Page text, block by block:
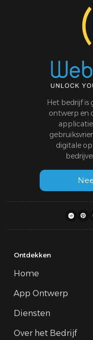
Het bedrijf is
ontwerp en
digitale
Ontdekken
Home
App Ontwerp
Diensten
Over het Bedrijf